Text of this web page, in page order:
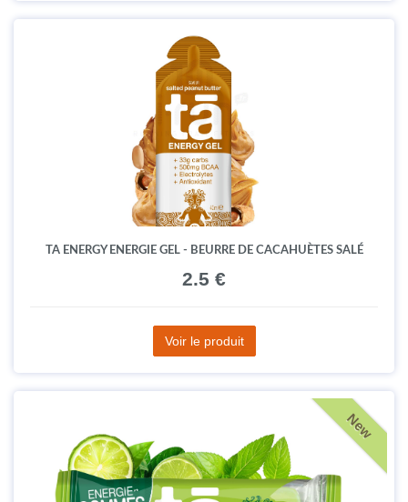
TA ENERGY ENERGIE GEL - BEURRE DE CACAHUÈTES SALÉ
2.5 €
Voir le produit
New